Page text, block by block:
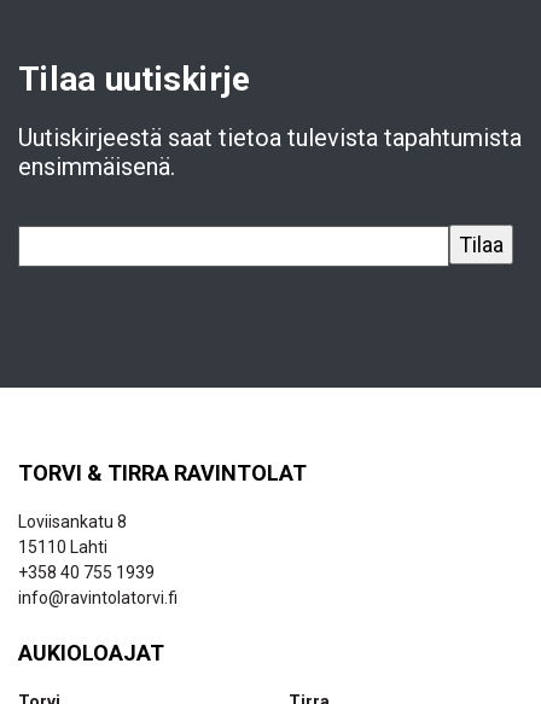
Tilaa uutiskirje
Uutiskirjeestä saat tietoa tulevista tapahtumista
ensimmäisenä.
TORVI & TIRRA RAVINTOLAT
Loviisankatu 8
15110 Lahti
+358 40 755 1939
info@ravintolatorvi.fi
AUKIOLOAJAT